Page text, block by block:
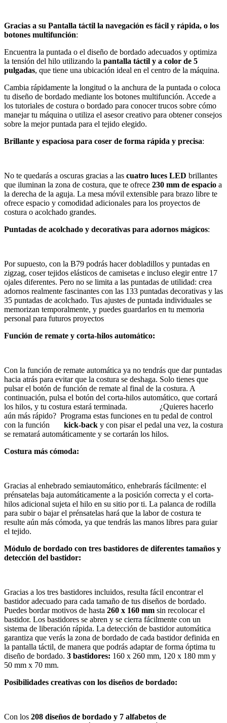
Gracias a su Pantalla táctil la navegación es fácil y rápida, o los
botones multifunción:
Encuentra la puntada o el diseño de bordado adecuados y optimiza
la tensión del hilo utilizando la pantalla táctil y a color de 5
pulgadas, que tiene una ubicación ideal en el centro de la máquina.
Cambia rápidamente la longitud o la anchura de la puntada o coloca
tu diseño de bordado mediante los botones multifunción. Accede a
los tutoriales de costura o bordado para conocer trucos sobre cómo
manejar tu máquina o utiliza el asesor creativo para obtener consejos
sobre la mejor puntada para el tejido elegido.
Brillante y espaciosa para coser de forma rápida y precisa:
No te quedarás a oscuras gracias a las cuatro luces LED brillantes
que iluminan la zona de costura, que te ofrece 230 mm de espacio a
la derecha de la aguja. La mesa móvil extensible para brazo libre te
ofrece espacio y comodidad adicionales para los proyectos de
costura o acolchado grandes.
Puntadas de acolchado y decorativas para adornos mágicos:
Por supuesto, con la B79 podrás hacer dobladillos y puntadas en
zigzag, coser tejidos elásticos de camisetas e incluso elegir entre 17
ojales diferentes. Pero no se limita a las puntadas de utilidad: crea
adornos realmente fascinantes con las 133 puntadas decorativas y las
35 puntadas de acolchado. Tus ajustes de puntada individuales se
memorizan temporalmente, y puedes guardarlos en tu memoria
personal para futuros proyectos
Función de remate y corta-hilos automático:
Con la función de remate automática ya no tendrás que dar puntadas
hacia atrás para evitar que la costura se deshaga. Solo tienes que
pulsar el botón de función de remate al final de la costura. A
continuación, pulsa el botón del corta-hilos automático, que cortará
los hilos, y tu costura estará terminada. ¿Quieres hacerlo
aún más rápido? Programa estas funciones en tu pedal de control
con la función kick-back y con pisar el pedal una vez, la costura
se rematará automáticamente y se cortarán los hilos.
Costura más cómoda:
Gracias al enhebrado semiautomático, enhebrarás fácilmente: el
prénsatelas baja automáticamente a la posición correcta y el corta-
hilos adicional sujeta el hilo en su sitio por ti. La palanca de rodilla
para subir o bajar el prénsatelas hará que la labor de costura te
resulte aún más cómoda, ya que tendrás las manos libres para guiar
el tejido.
Módulo de bordado con tres bastidores de diferentes tamaños y
detección del bastidor:
Gracias a los tres bastidores incluidos, resulta fácil encontrar el
bastidor adecuado para cada tamaño de tus diseños de bordado.
Puedes bordar motivos de hasta 260 x 160 mm sin recolocar el
bastidor. Los bastidores se abren y se cierra fácilmente con un
sistema de liberación rápida. La detección de bastidor automática
garantiza que verás la zona de bordado de cada bastidor definida en
la pantalla táctil, de manera que podrás adaptar de forma óptima tu
diseño de bordado. 3 bastidores: 160 x 260 mm, 120 x 180 mm y
50 mm x 70 mm.
Posibilidades creativas con los diseños de bordado:
Con los 208 diseños de bordado y 7 alfabetos de